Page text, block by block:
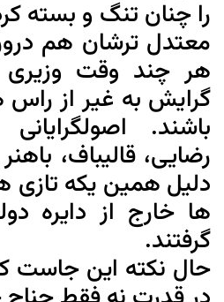
را چنان تنگ و بسته
معتدل ترشان هم
هر چند وقت وزیری
گرایش به غیر از
باشند. اصولگرایانی
رضایی، قالیباف،
دلیل همین یکه تازی
ها خارج از دایره
گرفتند.
حال نکته این جاست